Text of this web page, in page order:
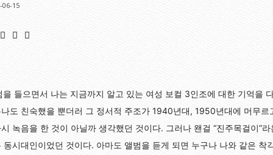
06-15
들으면서 나는 지금까지 알고 있는 여성 보컬 3인조에 대한 기억을
도 친숙했을 뿐더러 그 정서적 주조가 1940년대, 1950년대에 머무
녹음을 한 것이 아닐까 생각했던 것이다. 그러나 왠걸 “진주목걸이”
시대인이었던 것이다. 아마도 앨범을 듣게 되면 누구나 나와 같은 착